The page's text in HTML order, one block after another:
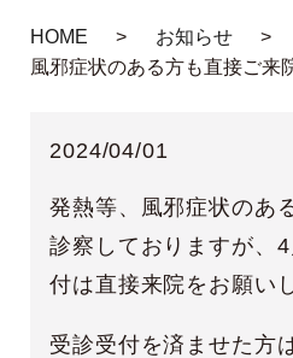
HOME
お知らせ
風邪症状のある方も直接ご来
2024/04/01
発熱等、風邪症状のあ
診察しておりますが、
付は直接来院をお願い
受診受付を済ませた方